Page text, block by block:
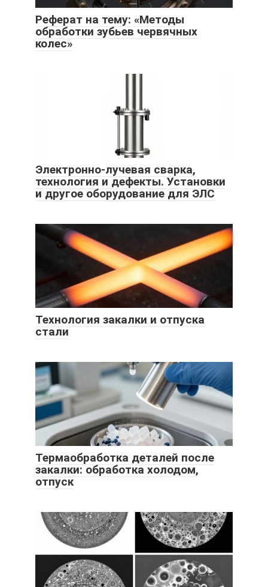
Реферат на тему: «Методы
обработки зубьев червячных
колес»
Электронно-лучевая сварка,
технология и дефекты. Установки
и другое оборудование для ЭЛС
Технология закалки и отпуска
стали
Термаобработка деталей после
закалки: обработка холодом,
отпуск